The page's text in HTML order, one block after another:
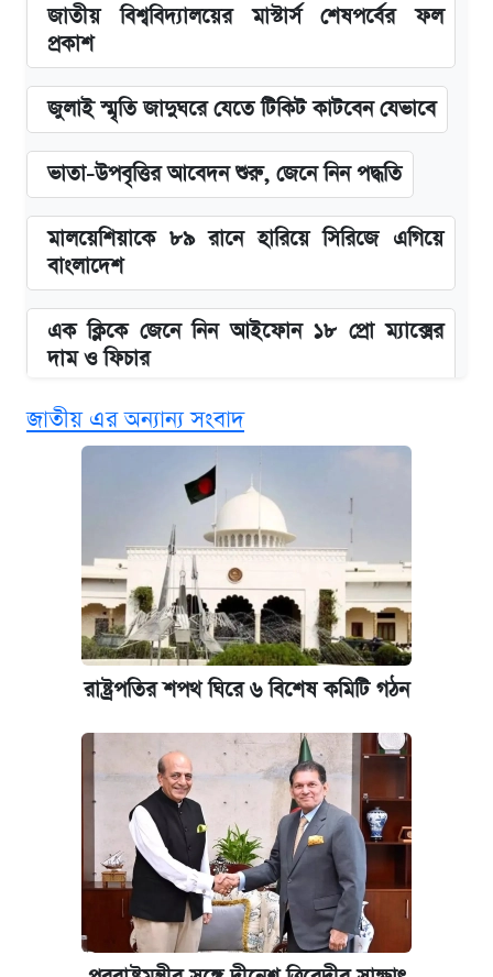
জাতীয় বিশ্ববিদ্যালয়ের মাস্টার্স শেষপর্বের ফল
প্রকাশ
জুলাই স্মৃতি জাদুঘরে যেতে টিকিট কাটবেন যেভাবে
ভাতা-উপবৃত্তির আবেদন শুরু, জেনে নিন পদ্ধতি
মালয়েশিয়াকে ৮৯ রানে হারিয়ে সিরিজে এগিয়ে
বাংলাদেশ
এক ক্লিকে জেনে নিন আইফোন ১৮ প্রো ম্যাক্সের
দাম ও ফিচার
নবম জাতীয় পে-স্কেল নিয়ে সর্বশেষ যা জানা গেল
পাঁচ দপ্তরে নতুন সচিব নিয়োগ দিল সরকার
আজকের বাজারে স্বর্ণ-রুপার দাম (৫ আগস্ট)
কবে হবে মেডিকেল ভর্তি পরীক্ষা, জানা গেল যা
আজকের বাজারে স্বর্ণের দাম (৪ আগস্ট)
আজকের বাজারে স্বর্ণের দাম (৬ আগস্ট)
রাষ্ট্রবিরোধী কর্মকাণ্ড: ঢাবির কয়েকজন শিক্ষকের
বিরুদ্ধে ব্যবস্থা
কেমব্রিজ বিশ্ববিদ্যালয়ের এমবিএ স্কলারশিপে
আবেদন শুরু
জাতীয় এর অন্যান্য সংবাদ
রাষ্ট্রপতির শপথ ঘিরে ৬ বিশেষ কমিটি গঠন